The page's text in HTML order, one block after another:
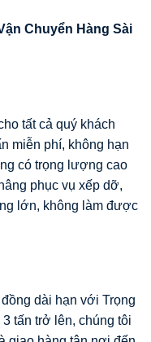
Chuyển Hàng Sài
tất cả quý khách
miễn phí, không hạn
có trọng lượng cao
phục vụ xếp dỡ,
lớn, không làm được
dài hạn với Trọng
tấn trở lên, chúng tôi